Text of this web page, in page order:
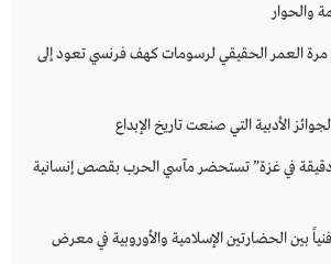
والحوار
العمر الحقيقي لرسومات كهف فرنسي تعود إلى
الأدبية التي صنعت تاريخ الإبداع
في غزة” تستحضر مآسي الحرب بقصص إنسانية
بين الحضارتين الإسلامية والأوروبية في معرض